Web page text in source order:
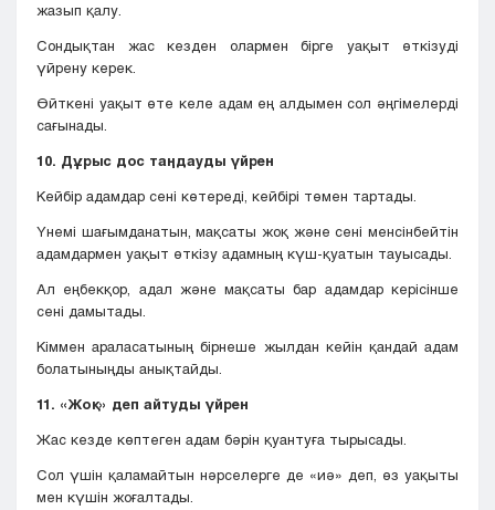
жазып қалу.
Сондықтан жас кезден олармен бірге уақыт өткізуді
үйрену керек.
Өйткені уақыт өте келе адам ең алдымен сол әңгімелерді
сағынады.
10. Дұрыс дос таңдауды үйрен
Кейбір адамдар сені көтереді, кейбірі төмен тартады.
Үнемі шағымданатын, мақсаты жоқ және сені менсінбейтін
адамдармен уақыт өткізу адамның күш-қуатын тауысады.
Ал еңбекқор, адал және мақсаты бар адамдар керісінше
сені дамытады.
Кіммен араласатының бірнеше жылдан кейін қандай адам
болатыныңды анықтайды.
11. «Жоқ» деп айтуды үйрен
Жас кезде көптеген адам бәрін қуантуға тырысады.
Сол үшін қаламайтын нәрселерге де «иә» деп, өз уақыты
мен күшін жоғалтады.